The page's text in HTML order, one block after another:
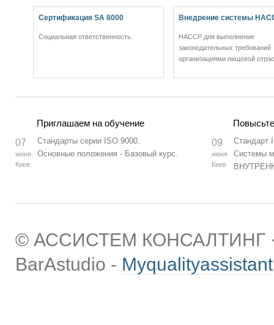
Сертификация SA 8000
Социальная ответственность.
Внедрение системы
НАССР для выполнение
законодательных требований
организациями пищевой
Приглашаем на обучение
07
июня
Киев
Стандарты серии ISO 9000.
Основные положения - Базовый курс.
09
июня
Киев
Стандарт
Системы
© АССИСТЕМ КОНСАЛТИНГ ·
BarAstudio - Myqualityassistant